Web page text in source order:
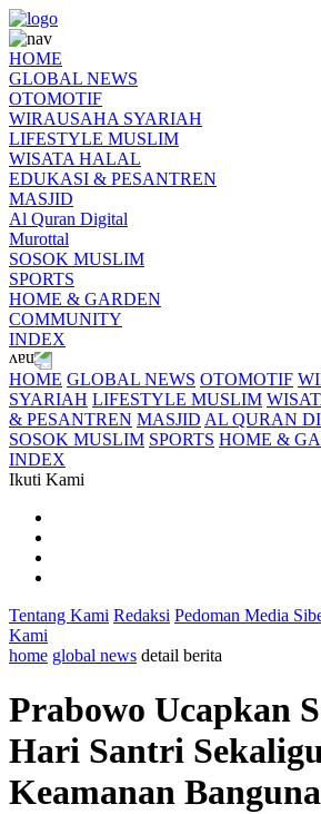
HOME
GLOBAL NEWS
OTOMOTIF
WIRAUSAHA SYARIAH
LIFESTYLE MUSLIM
WISATA HALAL
EDUKASI & PESANTREN
MASJID
Al Quran Digital
Murottal
SOSOK MUSLIM
SPORTS
HOME & GARDEN
COMMUNITY
INDEX
HOME GLOBAL NEWS OTOMOTIF
SYARIAH LIFESTYLE MUSLIM
& PESANTREN MASJID AL QURAN
SOSOK MUSLIM SPORTS HOME &
INDEX
Ikuti Kami
Tentang Kami Redaksi Pedoman Media
Kami
home global news detail berita
Prabowo Ucapkan
Hari Santri
Keamanan